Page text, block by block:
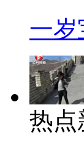
一岁
热点